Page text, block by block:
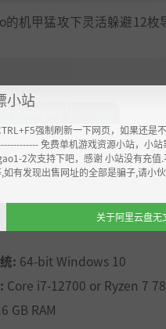
机甲猛攻下灵活躲避12枚
蟒和成千的眼球蜘蛛，掌
: 64-bit Windows 10
Core i7-12700 or Ryzen 7
GB RAM
小站
强制刷新一下网页，如果还是
免费单机游戏资源小站，小
2次支持下吧，感谢 小站没有充值
有发现出售网址的全部是骗子,请小
关于阿里云盘无